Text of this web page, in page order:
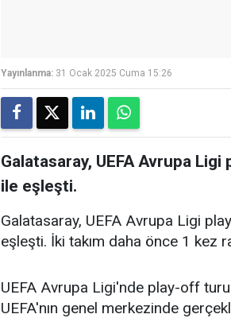
Yayınlanma: 31 Ocak 2025 Cuma 15:26
Galatasaray, UEFA Avrupa
ile eşleşti.
Galatasaray, UEFA Avrupa Ligi
eşleşti. İki takım daha önce 1 kez
UEFA Avrupa Ligi'nde play-off
UEFA'nın genel merkezinde